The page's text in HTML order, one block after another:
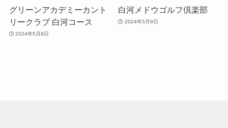
グリーンアカデミーカント
リークラブ 白河コース
2024年5月9日
白河メドウゴルフ倶楽部
2024年5月9日